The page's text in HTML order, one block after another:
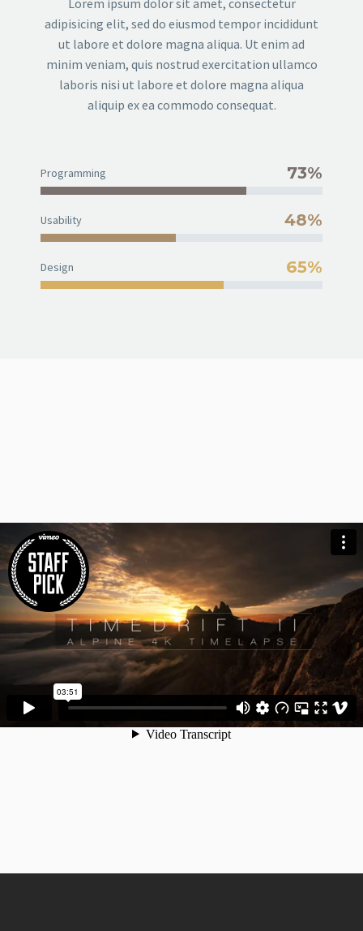
adipisicing elit, sed do eiusmod tempor incididunt
ut labore et dolore magna aliqua. Ut enim ad
minim veniam, quis nostrud exercitation ullamco
laboris nisi ut labore et dolore magna aliqua
aliquip ex ea commodo consequat.
Programming 73%
Usability 48%
Design 65%